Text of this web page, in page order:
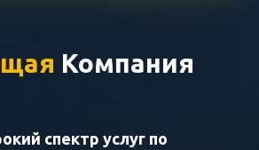
Компания
спектр услуг по